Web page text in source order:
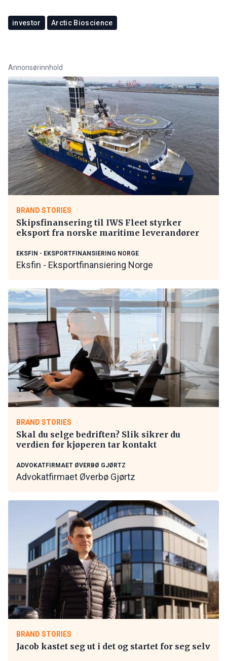
investor Arctic Bioscience
Annonsørinnhold
BRAND STORIES
Skipsfinansering til IWS Fleet styrker
eksport fra norske maritime leverandører
EKSFIN - EKSPORTFINANSIERING NORGE
Eksfin - Eksportfinansiering Norge
BRAND STORIES
Skal du selge bedriften? Slik sikrer du
verdien før kjøperen tar kontakt
ADVOKATFIRMAET ØVERBØ GJØRTZ
Advokatfirmaet Øverbø Gjørtz
BRAND STORIES
Jacob kastet seg ut i det og startet for seg selv